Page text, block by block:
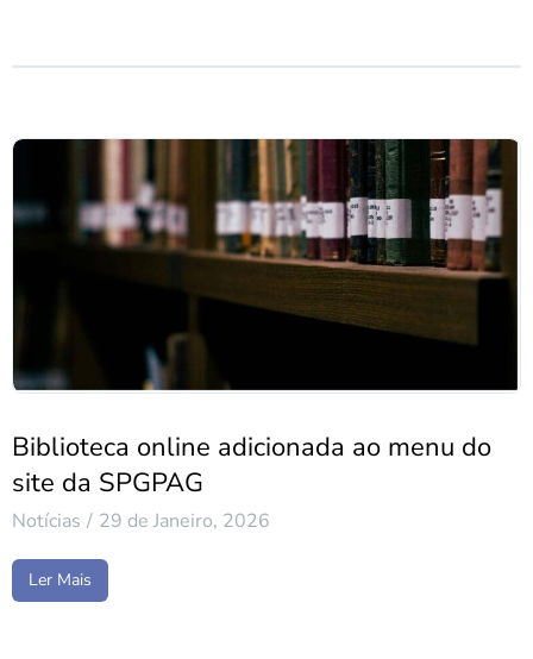
Biblioteca online adicionada ao menu do
site da SPGPAG
Notícias 29 de Janeiro, 2026
Ler Mais